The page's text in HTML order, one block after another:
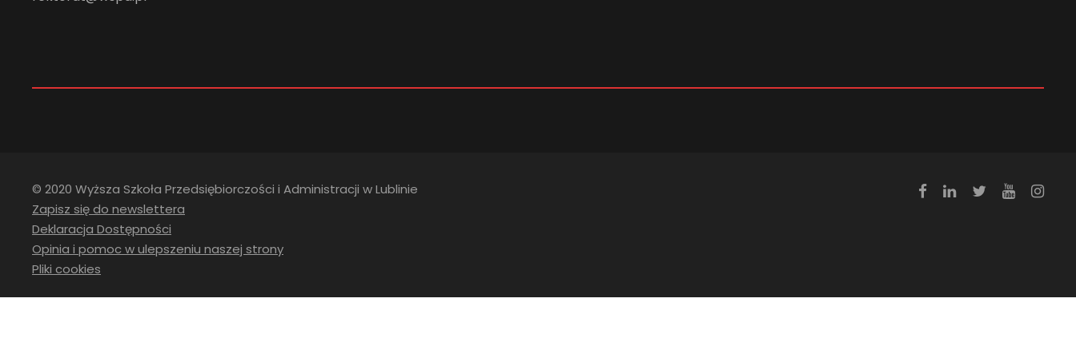
© 2020 Wyższa Szkoła Przedsiębiorczości i Administracji w Lublinie
Zapisz się do newslettera
Deklaracja Dostępności
Opinia i pomoc w ulepszeniu naszej strony
Pliki cookies